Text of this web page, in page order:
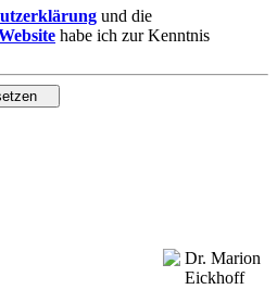
und die
habe ich zur Kenntnis